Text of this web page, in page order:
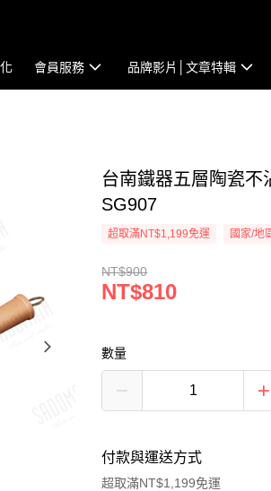
會員服務 品牌影片│文章特輯
台南鐵器五層陶瓷不
SG907
超取滿NT$1,199免運 國家/地
NT$900
NT$810
數量
付款與運送方式
超取滿NT$1,199免運